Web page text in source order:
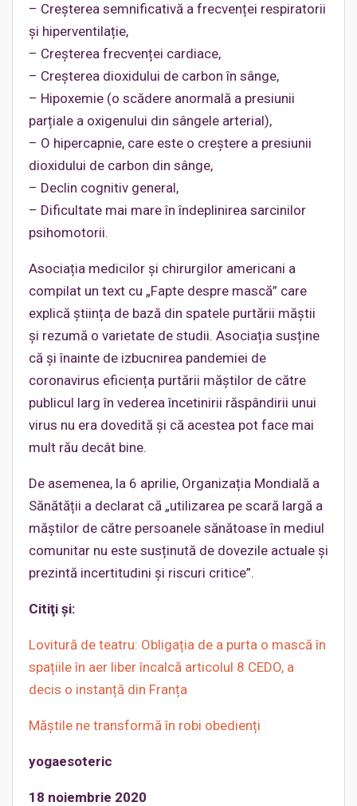
– Creșterea semnificativă a frecvenței respiratorii
și hiperventilație,
– Creșterea frecvenței cardiace,
– Creșterea dioxidului de carbon în sânge,
– Hipoxemie (o scădere anormală a presiunii
parțiale a oxigenului din sângele arterial),
– O hipercapnie, care este o creștere a presiunii
dioxidului de carbon din sânge,
– Declin cognitiv general,
– Dificultate mai mare în îndeplinirea sarcinilor
psihomotorii.
Asociația medicilor și chirurgilor americani a
compilat un text cu „Fapte despre mască” care
explică știința de bază din spatele purtării măștii
și rezumă o varietate de studii. Asociația susține
că și înainte de izbucnirea pandemiei de
coronavirus eficiența purtării măștilor de către
publicul larg în vederea încetinirii răspândirii unui
virus nu era dovedită și că acestea pot face mai
mult rău decât bine.
De asemenea, la 6 aprilie, Organizația Mondială a
Sănătății a declarat că „utilizarea pe scară largă a
măștilor de către persoanele sănătoase în mediul
comunitar nu este susținută de dovezile actuale și
prezintă incertitudini și riscuri critice”.
Citiţi şi:
Lovitură de teatru: Obligația de a purta o mască în
spațiile în aer liber încalcă articolul 8 CEDO, a
decis o instanță din Franța
Măștile ne transformă în robi obedienți
yogaesoteric
18 noiembrie 2020